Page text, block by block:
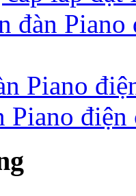
đàn
Piano
Piano